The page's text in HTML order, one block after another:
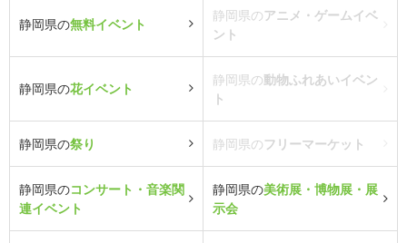
静岡県の無料イベント
静岡県のアニメ・ゲームイベ
ント
静岡県の花イベント
静岡県の動物ふれあいイベン
ト
静岡県の祭り 静岡県のフリーマーケット
静岡県のコンサート・音楽関
連イベント
静岡県の美術展・博物展・展
示会